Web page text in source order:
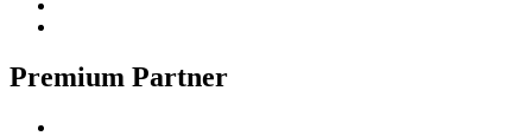
Premium Partner